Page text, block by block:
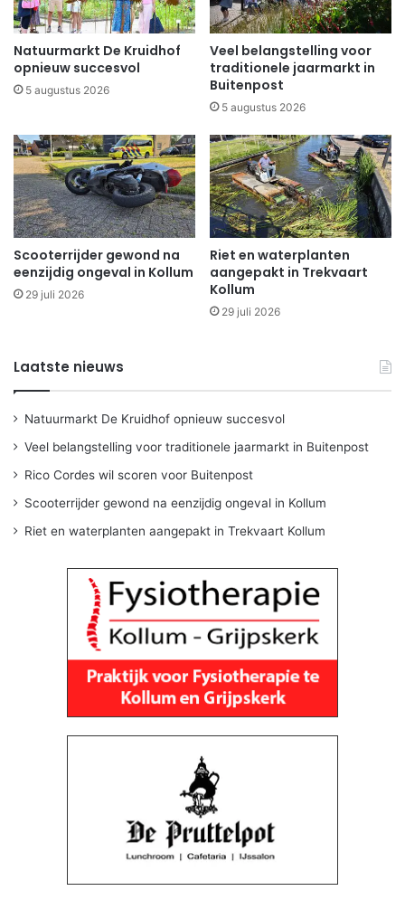
Natuurmarkt De Kruidhof
opnieuw succesvol
5 augustus 2026
Veel belangstelling voor
traditionele jaarmarkt in
Buitenpost
5 augustus 2026
Scooterrijder gewond na
eenzijdig ongeval in Kollum
29 juli 2026
Riet en waterplanten
aangepakt in Trekvaart
Kollum
29 juli 2026
Laatste nieuws
Natuurmarkt De Kruidhof opnieuw succesvol
Veel belangstelling voor traditionele jaarmarkt in Buitenpost
Rico Cordes wil scoren voor Buitenpost
Scooterrijder gewond na eenzijdig ongeval in Kollum
Riet en waterplanten aangepakt in Trekvaart Kollum